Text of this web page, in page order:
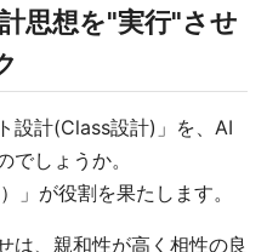
思想を"実行"させ
設計(Class設計)」を、AI
しょうか。
」が役割を果たします。
は、親和性が高く相性の良